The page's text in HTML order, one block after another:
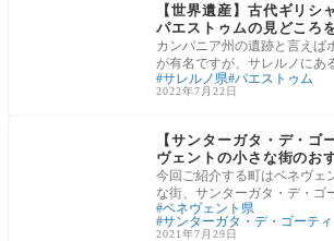
【世界遺産】古代ギリシ
パエストゥムの見どころ
カンパニア州の遺跡と言えば
が有名ですが、サレルノにあ
トゥムには古代ギリシャの神
い保存
サレルノ県 パエストゥム
2022年7月22日
【サンターガタ・デ・ゴ
ヴェントの小さな街のお
報！
今回ご紹介する町はベネヴェ
な街、サンターガタ・デ・ゴ
ata de Goti)。自然で溢れ、歴
ー
ベネヴェント県
サンターガタ・デ・ゴーティ
2021年7月29日